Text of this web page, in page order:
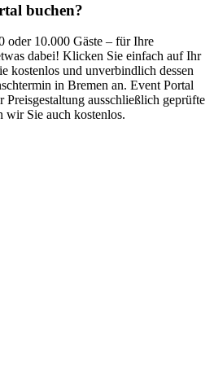
buchen?
oder 10.000 Gäste – für Ihre
dabei! Klicken Sie einfach auf Ihr
kostenlos und unverbindlich dessen
in Bremen an. Event Portal
Preisgestaltung ausschließlich geprüfte
wir Sie auch kostenlos.